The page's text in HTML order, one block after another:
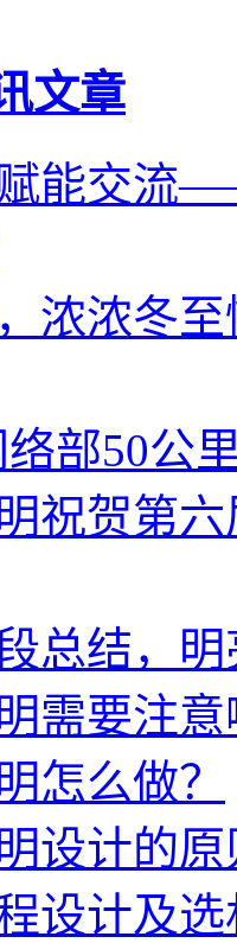
文章
能交流
浓浓冬
部50公
祝贺第
总结，
需要注意
怎么做？
设计的
设计及选